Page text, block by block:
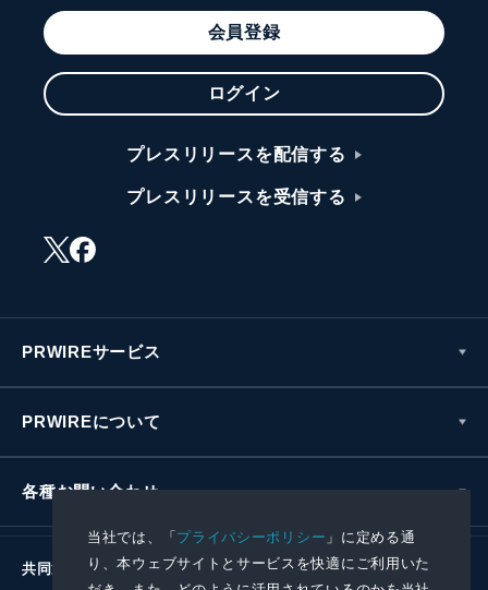
当社では、「プライバシーポリシー 」に定める通
り、本ウェブサイトとサービスを快適にご利用いた
会員登録
ログイン
プレスリリースを配信する
プレスリリースを受信する
PRWIREサービス
PRWIREについて
各種お問い合わせ
共同通信社グループ